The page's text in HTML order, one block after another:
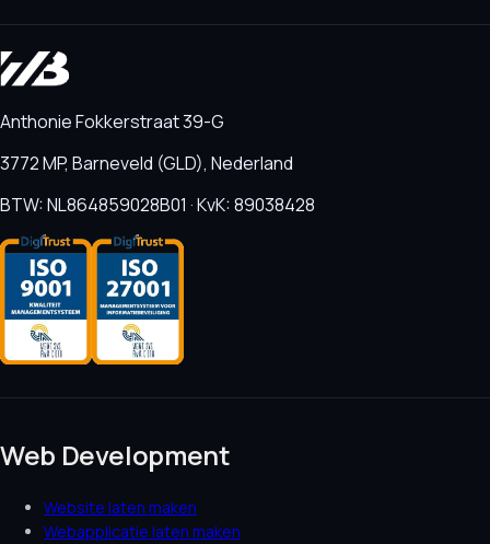
Anthonie Fokkerstraat 39-G
3772 MP, Barneveld (GLD), Nederland
BTW: NL864859028B01 · KvK: 89038428
Web Development
Website laten maken
Webapplicatie laten maken